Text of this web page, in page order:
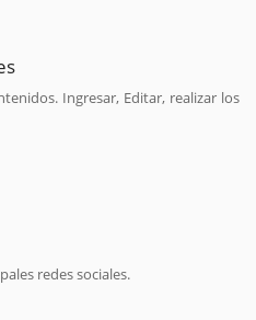
Ingresar, Editar, realizar los
redes sociales.